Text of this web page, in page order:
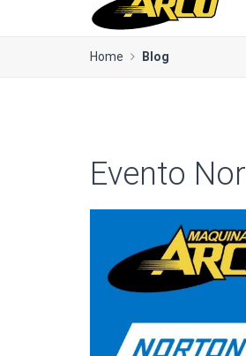
Home Blog
Evento